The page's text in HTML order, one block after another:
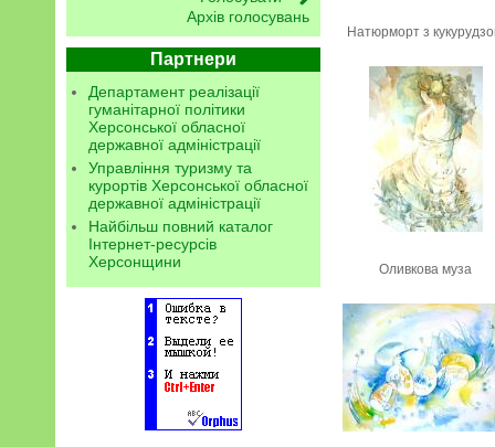
Архів голосувань
Партнери
Департамент реалізації
гуманітарної політики
Херсонської обласної
державної адміністрації
Управління туризму та
курортів Херсонської обласної
державної адміністрації
Найбільш повний каталог
Інтернет-ресурсів
Херсонщини
Натюрморт з
Оливкова муза